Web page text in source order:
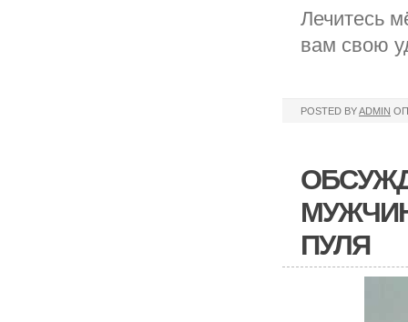
Лечитесь
вам свою
POSTED BYADMIN
ПУЛЯ